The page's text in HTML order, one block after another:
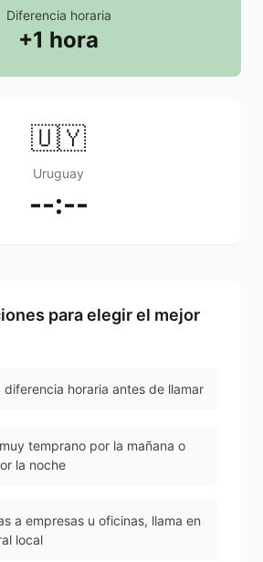
Diferencia horaria
+1 hora
🇺🇾
Uruguay
--:--
para elegir el mejor
diferencia horaria antes de llamar
temprano por la mañana o
la noche
a empresas u oficinas, llama en
local